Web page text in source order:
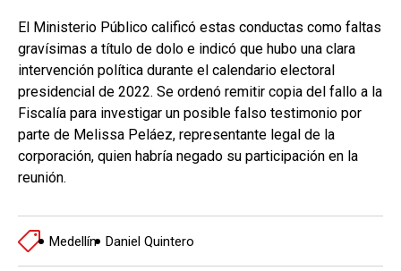
El Ministerio Público calificó estas conductas como faltas
gravísimas a título de dolo e indicó que hubo una clara
intervención política durante el calendario electoral
presidencial de 2022. Se ordenó remitir copia del fallo a la
Fiscalía para investigar un posible falso testimonio por
parte de Melissa Peláez, representante legal de la
corporación, quien habría negado su participación en la
reunión.
Medellín Daniel Quintero